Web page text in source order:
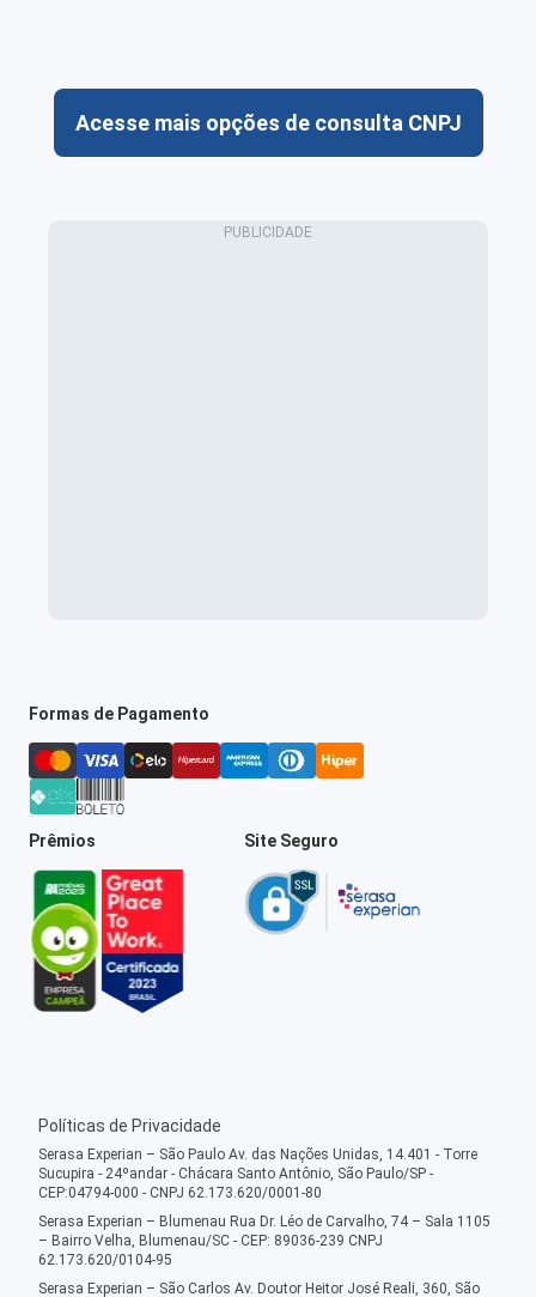
Acesse mais opções de consulta CNPJ
Formas de Pagamento
Prêmios Site Seguro
Políticas de Privacidade
Serasa Experian – São Paulo Av. das Nações Unidas, 14.401 - Torre
Sucupira - 24ºandar - Chácara Santo Antônio, São Paulo/SP -
CEP:04794-000 - CNPJ 62.173.620/0001-80
Serasa Experian – Blumenau Rua Dr. Léo de Carvalho, 74 – Sala 1105
– Bairro Velha, Blumenau/SC - CEP: 89036-239 CNPJ
62.173.620/0104-95
Serasa Experian – São Carlos Av. Doutor Heitor José Reali, 360, São